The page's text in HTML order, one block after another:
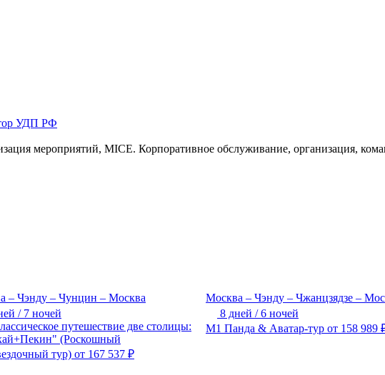
УДП РФ
мероприятий, MICE. Корпоративное обслуживание, организация,
– Чэнду – Чунцин – Москва
/ 7 ночей
путешествие две столицы:
(Роскошный
тур) от 167 537 ₽
Москва – Чэнду – Чжанцзядзе –
8 дней / 6 ночей
М1 Панда & Аватар-тур от 158 989